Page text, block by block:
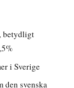
betydligt
i Sverige
den svenska